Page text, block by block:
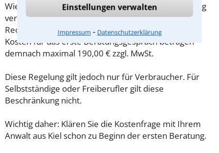
Einstellungen verwalten
Impressum ⁃ Datenschutzerklärung
Wieviel ein Rechtsanwalt in Kiel für eine Erstberatung
verlangen darf, ist in §34 des
Rechtsanwaltsvergütungsgesetz (RVG) geregelt. Die
Kosten für das erste Beratungsgespräch betragen
demnach maximal 190,00 € zzgl. MwSt.
Diese Regelung gilt jedoch nur für Verbraucher. Für
Selbstständige oder Freiberufler gilt diese
Beschränkung nicht.
Wichtig daher: Klären Sie die Kostenfrage mit Ihrem
Anwalt aus Kiel schon zu Beginn der ersten Beratung.